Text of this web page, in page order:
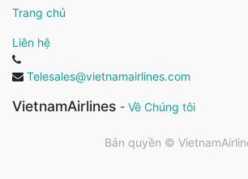
Trang chủ
Liên hệ
Telesales@vietnamairlines.com
VietnamAirlines - Về Chúng tôi
Bản quyền ©